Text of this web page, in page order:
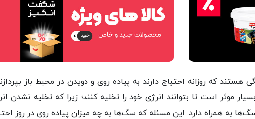
که روزانه احتیاج دارند به پیاده روی و دویدن در محیط باز
موثر است تا بتوانند انرژی خود را تخلیه کنند؛ زیرا که تخلیه نشدن
سگ‌ها به همراه دارد. این مسئله که سگ‌ها به چه میزان پیاده روی در روز